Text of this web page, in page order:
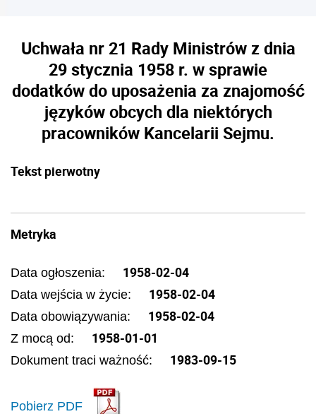
Uchwała nr 21 Rady Ministrów z dnia
29 stycznia 1958 r. w sprawie
dodatków do uposażenia za znajomość
języków obcych dla niektórych
pracowników Kancelarii Sejmu.
Tekst pierwotny
Metryka
Data ogłoszenia: 1958-02-04
Data wejścia w życie: 1958-02-04
Data obowiązywania: 1958-02-04
Z mocą od: 1958-01-01
Dokument traci ważność: 1983-09-15
Pobierz PDF